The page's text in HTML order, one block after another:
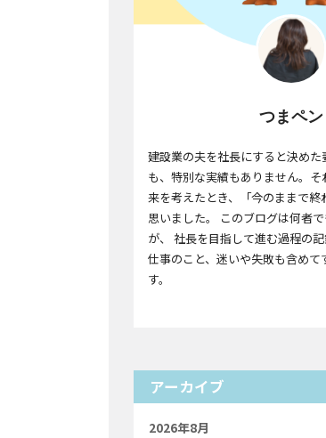
つまペン
建設業の夫を社長にすると決め
も、特別な実績もありません。
来を考えたとき、「今のままで終
思いました。 このブログは何者
が、 社長を目指して進む過程の記
仕事のこと、迷いや失敗も含めて
す。
アーカイブ
2026年8月